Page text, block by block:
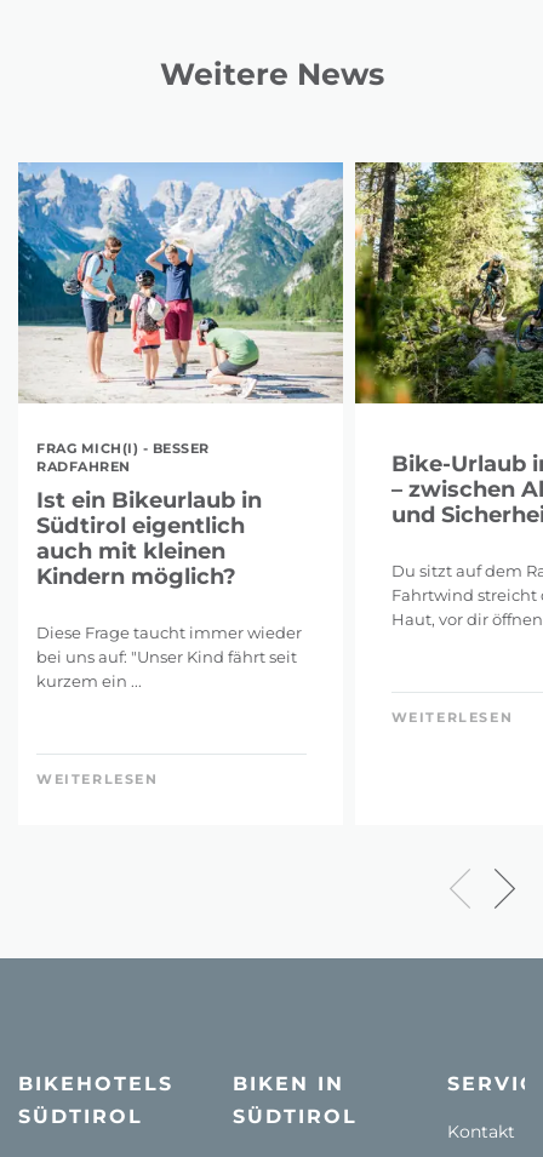
Weitere News
FRAG MICH(I) - BESSER
RADFAHREN
Ist ein Bikeurlaub in
Südtirol eigentlich
auch mit kleinen
Kindern möglich?
Diese Frage taucht immer wieder
bei uns auf: "Unser Kind fährt seit
kurzem ein ...
WEITERLESEN
Bike-Urlaub
– zwischen
und
Du sitzt auf dem
Fahrtwind streicht
Haut, vor dir öffnen
WEITERLESEN
BIKEHOTELS
SÜDTIROL
BIKEN IN
SÜDTIROL
Kontakt